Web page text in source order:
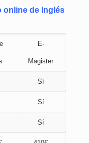
online de Inglés
E-
Magister
Sí
Sí
Sí